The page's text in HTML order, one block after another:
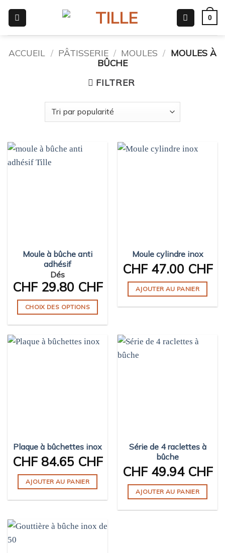
contenu
0
ACCUEIL / PÂTISSERIE / MOULES / MOULES À
BÛCHE
FILTRER
Moule à bûche anti
adhésif
Dés
CHF29.80 CHF
CHOIX DES OPTIONS
a
la
page
produit
Moule cylindre inox
CHF47.00 CHF
AJOUTER AU PANIER
Plaque à bûchettes inox
CHF84.65 CHF
AJOUTER AU PANIER
Série de 4 raclettes à
bûche
CHF49.94 CHF
AJOUTER AU PANIER